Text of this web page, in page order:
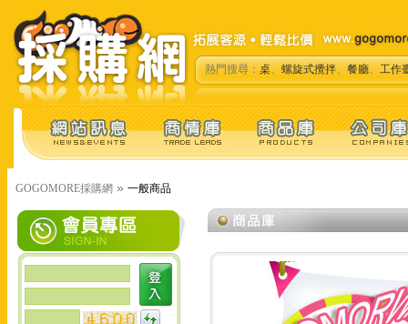
熱門搜尋：桌、螺旋式攪拌、餐廳、工作
GOGOMORE採購網 » 一般商品